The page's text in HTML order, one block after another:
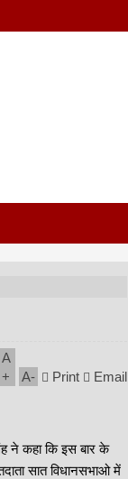
A
+
A- Print
Email
ने कहा कि इस बार के
सात विधानसभाओ में